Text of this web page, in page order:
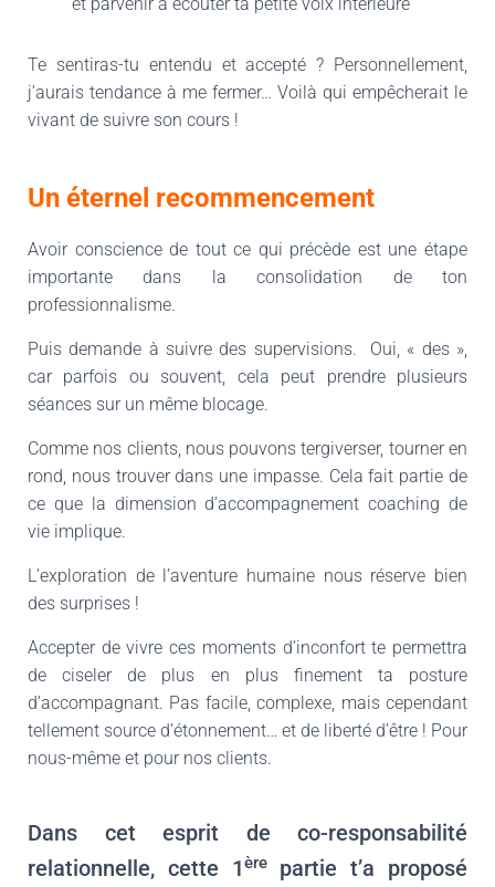
Te sentiras-tu entendu et accepté ? Personnellement,
j’aurais tendance à me fermer… Voilà qui empêcherait le
vivant de suivre son cours !
Un éternel recommencement
Avoir conscience de tout ce qui précède est une étape
importante dans la consolidation de ton
professionnalisme.
Puis demande à suivre des supervisions. Oui, « des »,
car parfois ou souvent, cela peut prendre plusieurs
séances sur un même blocage.
Comme nos clients, nous pouvons tergiverser, tourner en
rond, nous trouver dans une impasse. Cela fait partie de
ce que la dimension d’accompagnement coaching de
vie implique.
L’exploration de l’aventure humaine nous réserve bien
des surprises !
Accepter de vivre ces moments d’inconfort te permettra
de ciseler de plus en plus finement ta posture
d’accompagnant. Pas facile, complexe, mais cependant
tellement source d’étonnement… et de liberté d’être ! Pour
nous-même et pour nos clients.
Dans cet esprit de co-responsabilité
relationnelle, cette 1èrepartie t’a proposé